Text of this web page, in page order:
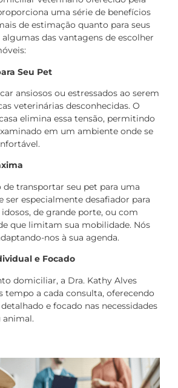
uma série de benefícios
de estimação quanto para seus
das vantagens de escolher
Seu Pet
ansiosos ou estressados ao serem
veterinárias desconhecidas. O
elimina essa tensão, permitindo
em um ambiente onde se
transportar seu pet para uma
ser especialmente desafiador para
de grande porte, ou com
que limitam sua mobilidade. Nós
nos à sua agenda.
e Focado
domiciliar, a Dra. Kathy Alves
tempo a cada consulta, oferecendo
e focado nas necessidades
animal.